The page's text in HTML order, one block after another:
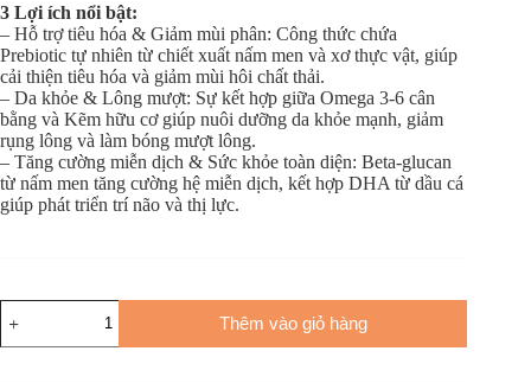
3 Lợi ích nổi bật:
– Hỗ trợ tiêu hóa & Giảm mùi phân: Công thức chứa
Prebiotic tự nhiên từ chiết xuất nấm men và xơ thực vật, giúp
cải thiện tiêu hóa và giảm mùi hôi chất thải.
– Da khỏe & Lông mượt: Sự kết hợp giữa Omega 3-6 cân
bằng và Kẽm hữu cơ giúp nuôi dưỡng da khỏe mạnh, giảm
rụng lông và làm bóng mượt lông.
– Tăng cường miễn dịch & Sức khỏe toàn diện: Beta-glucan
từ nấm men tăng cường hệ miễn dịch, kết hợp DHA từ dầu cá
giúp phát triển trí não và thị lực.
Thêm vào giỏ hàng